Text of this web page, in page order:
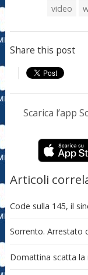
video
Share this post
Scarica l’app
Articoli
Code sulla 145, il
Sorrento. Arrestato
Domattina scatta la